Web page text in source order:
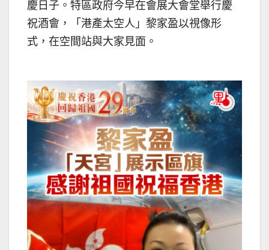
慶日子。特區政府今早在會展大會堂舉行慶
祝酒會，「港產太空人」黎家盈以視像形
式，在空間站與大家見面。